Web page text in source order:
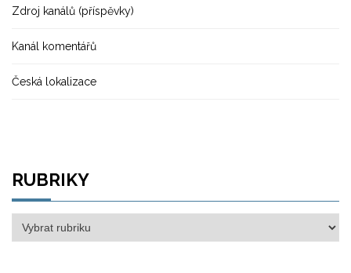
Zdroj kanálů (příspěvky)
Kanál komentářů
Česká lokalizace
RUBRIKY
Rubriky